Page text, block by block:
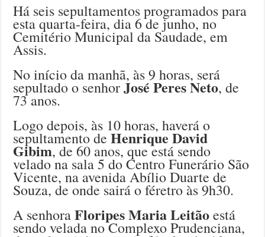
Há seis sepultamentos programados para
esta quarta-feira, dia 6 de junho, no
Cemitério Municipal da Saudade, em
Assis.
No início da manhã, às 9 horas, será
sepultado o senhorJosé Peres Neto, de
73 anos.
Logo depois, às 10 horas, haverá o
sepultamento deHenrique David
Gibim, de 60 anos, que está sendo
velado na sala 5 do Centro Funerário São
Vicente, na avenida Abílio Duarte de
Souza, de onde sairá o féretro às 9h30.
A senhoraFloripes Maria Leitãoestá
sendo velada no Complexo Prudenciana,